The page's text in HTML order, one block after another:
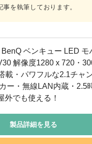
を執筆しております。
BenQ ベンキュー LED モ
解像度1280 x 720・
載・パワフルな2.1チャ
ー・無線LAN内蔵・2.5
外でも使える！
製品詳細を見る